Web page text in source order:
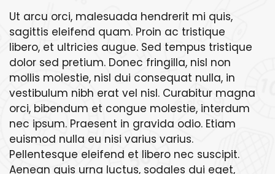
Ut arcu orci, malesuada hendrerit mi quis,
sagittis eleifend quam. Proin ac tristique
libero, et ultricies augue. Sed tempus tristique
dolor sed pretium. Donec fringilla, nisl non
mollis molestie, nisl dui consequat nulla, in
vestibulum nibh erat vel nisl. Curabitur magna
orci, bibendum et congue molestie, interdum
nec ipsum. Praesent in gravida odio. Etiam
euismod nulla eu nisi varius varius.
Pellentesque eleifend et libero nec suscipit.
Aenean quis urna luctus, sodales dui eget,